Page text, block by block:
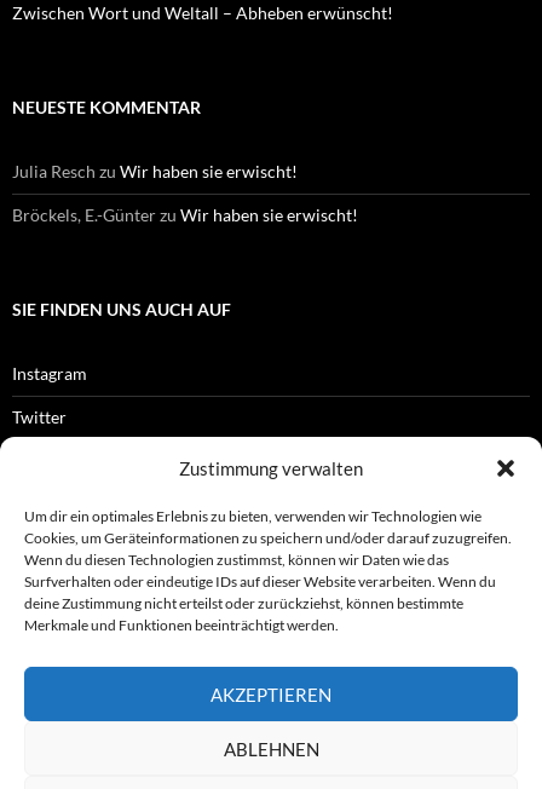
Zustimmung verwalten
Um dir ein optimales Erlebnis zu bieten, verwenden wir Technologien wie
Cookies, um Geräteinformationen zu speichern und/oder darauf zuzugreifen.
Wenn du diesen Technologien zustimmst, können wir Daten wie das
Surfverhalten oder eindeutige IDs auf dieser Website verarbeiten. Wenn du
deine Zustimmung nicht erteilst oder zurückziehst, können bestimmte
Merkmale und Funktionen beeinträchtigt werden.
AKZEPTIEREN
ABLEHNEN
Zwischen Wort und Weltall – Abheben erwünscht!
NEUESTE KOMMENTAR
Julia Resch zu Wir haben sie erwischt!
Bröckels, E.-Günterzu Wir haben sie erwischt!
SIE FINDEN UNS AUCH AUF
Instagram
Twitter
OFFIZIELLES
Impressum